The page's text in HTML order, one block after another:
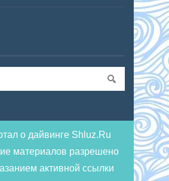
о дайвинге Shluz.Ru
материалов разрешено
активной ссылки